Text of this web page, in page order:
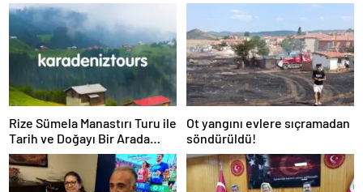
Rize Sümela Manastırı Turu ile
Tarih ve Doğayı Bir Arada
Keşfedin
Ot yangını evlere sıçramadan
söndürüldü!